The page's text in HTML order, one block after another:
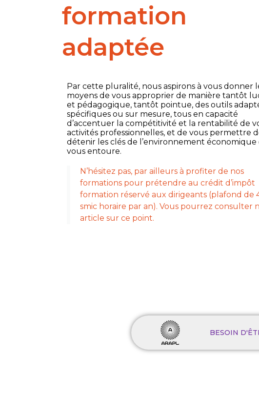
formation
adaptée
Par cette pluralité, nous aspirons à vous donner
moyens de vous approprier de manière tantôt
et pédagogique, tantôt pointue, des outils
spécifiques ou sur mesure, tous en capacité
d’accentuer la compétitivité et la rentabilité de
activités professionnelles, et de vous permettre
détenir les clés de l’environnement économique
vous entoure.
N’hésitez pas, par ailleurs à profiter de nos
formations pour prétendre au crédit d’impôt
formation réservé aux dirigeants (plafond de
smic horaire par an). Vous pourrez consulter
article sur ce point.
BESOIN